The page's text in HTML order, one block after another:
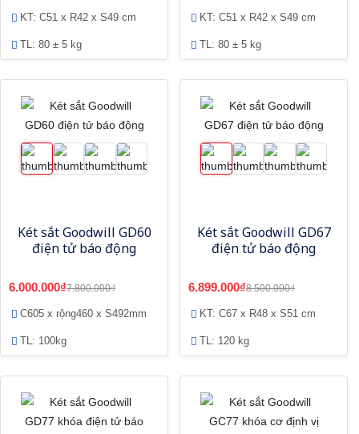
KT: C51 x R42 x S49 cm
TL: 80 ± 5 kg
KT: C51 x R42 x S49 cm
TL: 80 ± 5 kg
Két sắt Goodwill GD60
điện tử báo động
6.000.000₫7.800.000₫
C605 x rộng460 x S492mm
TL: 100kg
Két sắt Goodwill GD67
điện tử báo động
6.899.000₫8.500.000₫
KT: C67 x R48 x S51 cm
TL: 120 kg